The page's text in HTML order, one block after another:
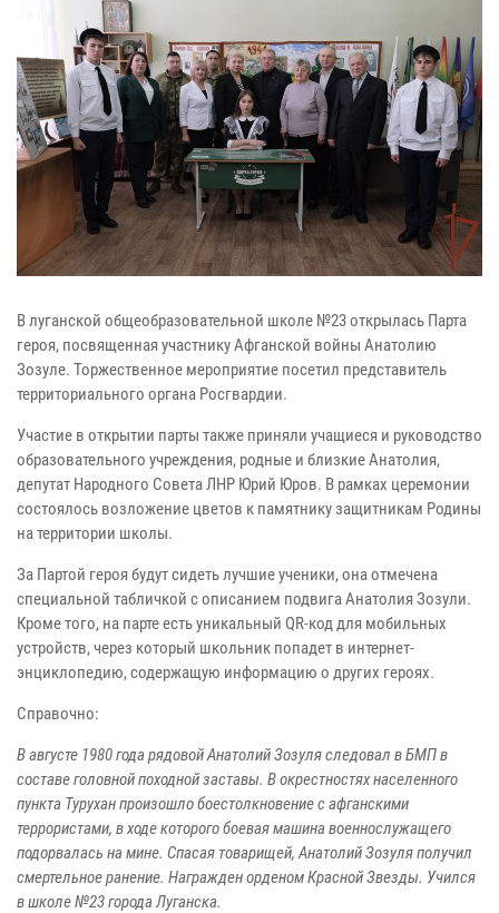
В луганской общеобразовательной школе №23 открылась Парта
героя, посвященная участнику Афганской войны Анатолию
Зозуле. Торжественное мероприятие посетил представитель
территориального органа Росгвардии.
Участие в открытии парты также приняли учащиеся и руководство
образовательного учреждения, родные и близкие Анатолия,
депутат Народного Совета ЛНР Юрий Юров. В рамках церемонии
состоялось возложение цветов к памятнику защитникам Родины
на территории школы.
За Партой героя будут сидеть лучшие ученики, она отмечена
специальной табличкой с описанием подвига Анатолия Зозули.
Кроме того, на парте есть уникальный QR-код для мобильных
устройств, через который школьник попадет в интернет-
энциклопедию, содержащую информацию о других героях.
Справочно:
В августе 1980 года рядовой Анатолий Зозуля следовал в БМП в
составе головной походной заставы. В окрестностях населенного
пункта Турухан произошло боестолкновение с афганскими
террористами, в ходе которого боевая машина военнослужащего
подорвалась на мине. Спасая товарищей, Анатолий Зозуля получил
смертельное ранение. Награжден орденом Красной Звезды. Учился
в школе №23 города Луганска.